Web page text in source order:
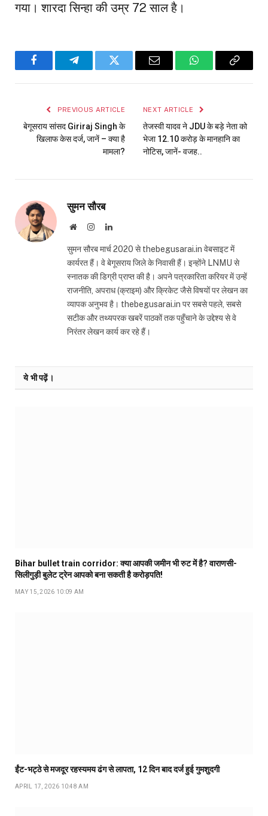
गया। शारदा सिन्हा की उम्र 72 साल है।
FacebookTelegramTwitter Email WhatsAppCopy
PREVIOUS ARTICLE
बेगूसराय सांसद Giriraj Singh के
खिलाफ केस दर्ज, जानें – क्या है
मामला?
NEXT ARTICLE
तेजस्वी यादव ने JDU के बड़े नेता को
भेजा 12.10 करोड़ के मानहानि का
नोटिस, जानें- वजह..
सुमन सौरब
WebsiteInstagramLinkedIn
सुमन सौरब मार्च 2020 से thebegusarai.in वेबसाइट में
कार्यरत हैं। वे बेगूसराय जिले के निवासी हैं। इन्होंने LNMU से
स्नातक की डिग्री प्राप्त की है। अपने पत्रकारिता करियर में उन्हें
राजनीति, अपराध (क्राइम) और क्रिकेट जैसे विषयों पर लेखन का
व्यापक अनुभव है। thebegusarai.in पर सबसे पहले, सबसे
सटीक और तथ्यपरक खबरें पाठकों तक पहुँचाने के उद्देश्य से वे
निरंतर लेखन कार्य कर रहे हैं।
ये भी पढ़ें।
Bihar bullet train corridor: क्या आपकी जमीन भी रुट में है? वाराणसी-
सिलीगुड़ी बुलेट ट्रेन आपको बना सकती है करोड़पति!
MAY 15, 2026 10:09 AM
ईंट-भट्ठे से मजदूर रहस्यमय ढंग से लापता, 12 दिन बाद दर्ज हुई गुमशुदगी
APRIL 17, 2026 10:48 AM